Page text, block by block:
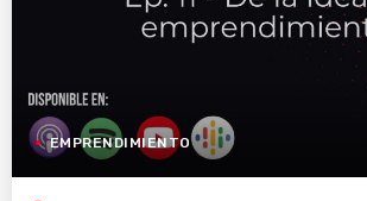
EMPRENDIMIENTO